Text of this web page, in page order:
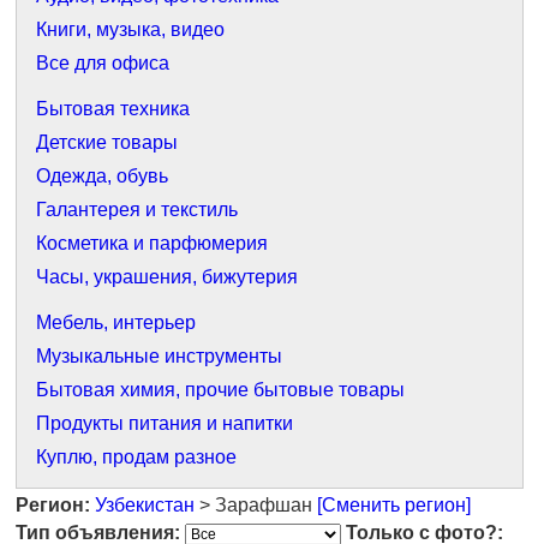
Книги, музыка, видео
Все для офиса
Бытовая техника
Детские товары
Одежда, обувь
Галантерея и текстиль
Косметика и парфюмерия
Часы, украшения, бижутерия
Мебель, интерьер
Музыкальные инструменты
Бытовая химия, прочие бытовые товары
Продукты питания и напитки
Куплю, продам разное
Регион: Узбекистан > Зарафшан [Сменить регион]
Тип объявления:
Только с фото?: